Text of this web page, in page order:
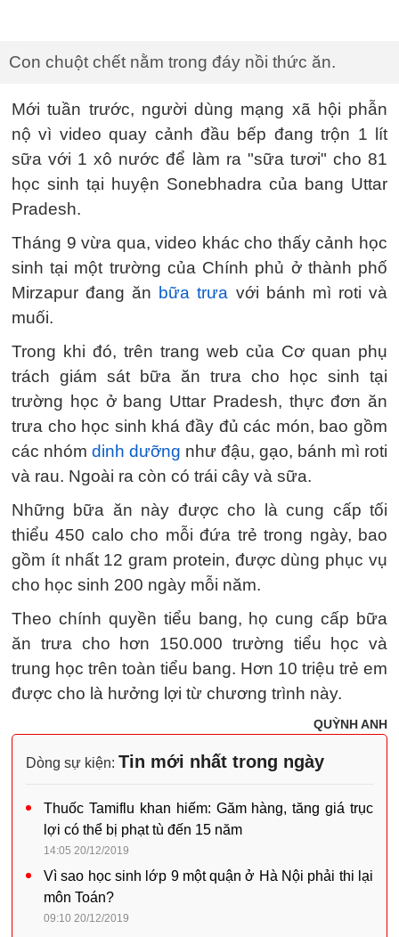
Con chuột chết nằm trong đáy nồi thức ăn.
Mới tuần trước, người dùng mạng xã hội phẫn
nộ vì video quay cảnh đầu bếp đang trộn 1 lít
sữa với 1 xô nước để làm ra "sữa tươi" cho 81
học sinh tại huyện Sonebhadra của bang Uttar
Pradesh.
Tháng 9 vừa qua, video khác cho thấy cảnh học
sinh tại một trường của Chính phủ ở thành phố
Mirzapur đang ăn bữa trưa với bánh mì roti và
muối.
Trong khi đó, trên trang web của Cơ quan phụ
trách giám sát bữa ăn trưa cho học sinh tại
trường học ở bang Uttar Pradesh, thực đơn ăn
trưa cho học sinh khá đầy đủ các món, bao gồm
các nhóm dinh dưỡng như đậu, gạo, bánh mì roti
và rau. Ngoài ra còn có trái cây và sữa.
Những bữa ăn này được cho là cung cấp tối
thiểu 450 calo cho mỗi đứa trẻ trong ngày, bao
gồm ít nhất 12 gram protein, được dùng phục vụ
cho học sinh 200 ngày mỗi năm.
Theo chính quyền tiểu bang, họ cung cấp bữa
ăn trưa cho hơn 150.000 trường tiểu học và
trung học trên toàn tiểu bang. Hơn 10 triệu trẻ em
được cho là hưởng lợi từ chương trình này.
QUỲNH ANH
Dòng sự kiện: Tin mới nhất trong ngày
Thuốc Tamiflu khan hiếm: Găm hàng, tăng giá trục
lợi có thể bị phạt tù đến 15 năm
14:05 20/12/2019
Vì sao học sinh lớp 9 một quận ở Hà Nội phải thi lại
môn Toán?
09:10 20/12/2019